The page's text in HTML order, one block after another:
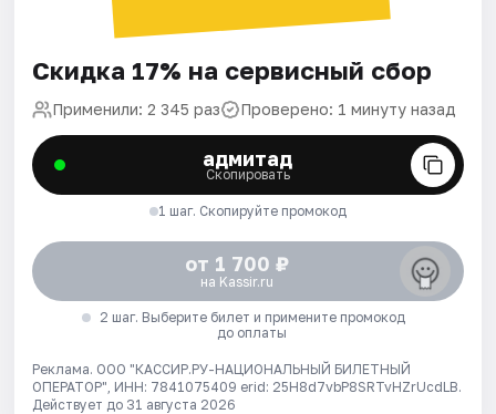
Скидка 17% на сервисный сбор
Применили: 2 345 раз Проверено: 1 минуту назад
адмитад
Скопировать
1 шаг. Скопируйте промокод
от 1 700 ₽
на Kassir.ru
2 шаг. Выберите билет и примените промокод
до оплаты
Реклама. ООО "КАССИР.РУ-НАЦИОНАЛЬНЫЙ БИЛЕТНЫЙ
ОПЕРАТОР", ИНН: 7841075409 erid: 25H8d7vbP8SRTvHZrUcdLB.
Действует до 31 августа 2026